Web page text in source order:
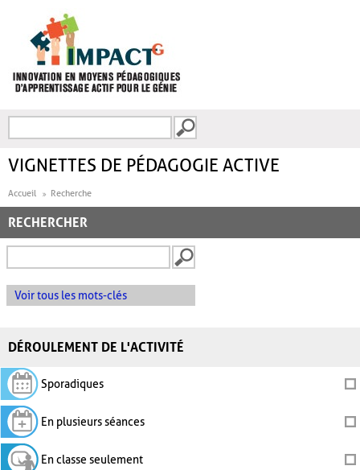
FORMULAIRE DE
VIGNETTES DE PÉDAGOGIE ACTIVE
Accueil Recherche
RECHERCHER
Voir tous les mots-clés
DÉROULEMENT DE L'ACTIVITÉ
Sporadiques
En plusieurs séances
En classe seulement